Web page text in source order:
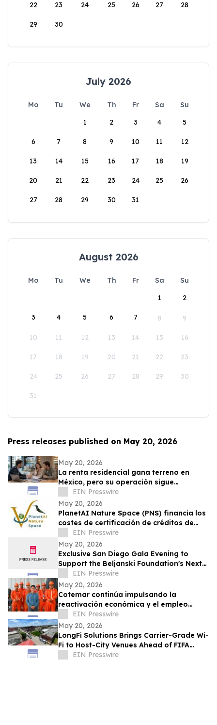
22 23 24 25 26 27 28
29 30
July 2026
Mo Tu We Th Fr Sa
Su
1
2 3 4 5
6 7 8 9 10 11 12
13 14 15 16 17 18 19
20 21 22 23 24 25 26
27 28 29 30 31
August 2026
Mo Tu We Th Fr Sa
Su
1
2
3 4 5 6 7 8 9
10 11 12 13 14 15 16
17 18 19 20 21 22 23
24 25 26 27 28 29 30
31
Press releases published on May 20, 2026
May 20, 2026
La renta residencial gana terreno en
México, pero su operación sigue
dependiendo de procesos manuales
EIN Presswire
May 20, 2026
PlanetAI Nature Space (PNS) financia los
costes de certificación de créditos de
carbono hasta su venta
EIN Presswire
May 20, 2026
Exclusive San Diego Gala Evening to
Support the Beljanski Foundation's Next
Frontier in Cancer Stem Cell Research
EIN Presswire
May 20, 2026
Cotemar continúa impulsando la
reactivación económica y el empleo
digno en Ciudad del Carmen con nuevas
contrataciones
EIN Presswire
May 20, 2026
LongFi Solutions Brings Carrier-Grade Wi-
Fi to Host-City Venues Ahead of FIFA
World Cup 2026™
EIN Presswire